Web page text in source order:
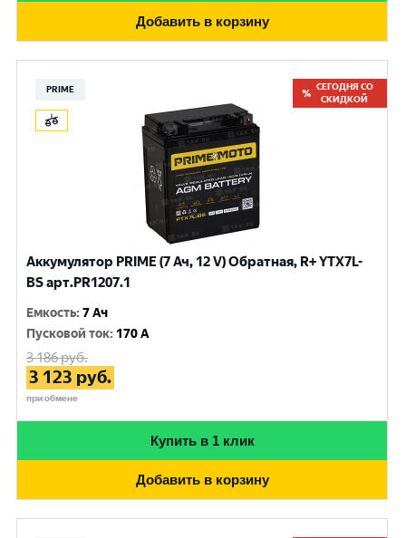
Добавить в корзину
PRIME
СЕГОДНЯ СО
СКИДКОЙ
Аккумулятор PRIME (7 Ач, 12 V) Обратная, R+ YTX7L-
BS арт.PR1207.1
Емкость:7 Ач
Пусковой ток: 170 A
3 186руб.
3 123 руб.
при обмене
Купить в 1 клик
Добавить в корзину